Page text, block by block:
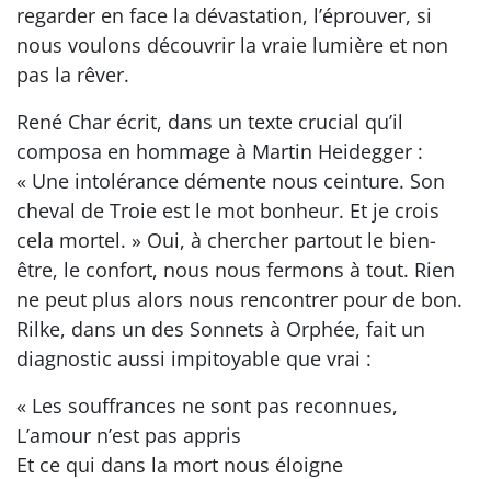
regarder en face la dévastation, l’éprouver, si
nous voulons découvrir la vraie lumière et non
pas la rêver.
René Char écrit, dans un texte crucial qu’il
composa en hommage à Martin Heidegger :
« Une intolérance démente nous ceinture. Son
cheval de Troie est le mot bonheur. Et je crois
cela mortel. » Oui, à chercher partout le bien-
être, le confort, nous nous fermons à tout. Rien
ne peut plus alors nous rencontrer pour de bon.
Rilke, dans un des Sonnets à Orphée, fait un
diagnostic aussi impitoyable que vrai :
« Les souffrances ne sont pas reconnues,
L’amour n’est pas appris
Et ce qui dans la mort nous éloigne